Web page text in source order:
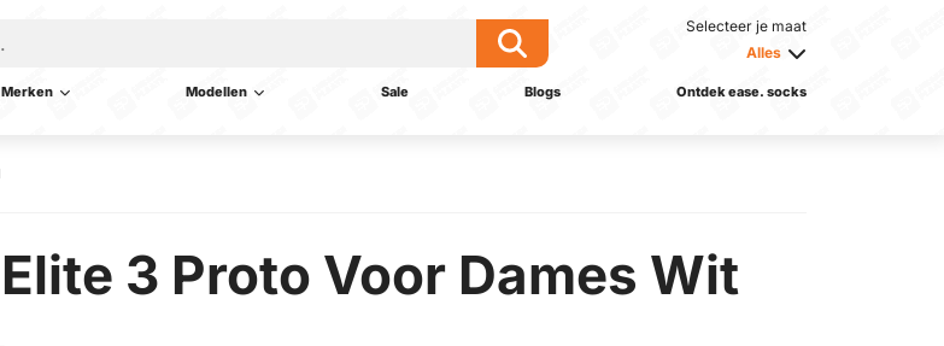
Selecteer je maat
Alles
Merken Modellen Sale Blogs Ontdek ease. socks
3 Proto Voor Dames Wit